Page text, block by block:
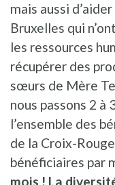
mais aussi
Bruxelles qui
les ressources
récupérer des
sœurs de Mère
nous passons 2 à
l’ensemble des
de la Croix-
bénéficiaires par
mois ! La